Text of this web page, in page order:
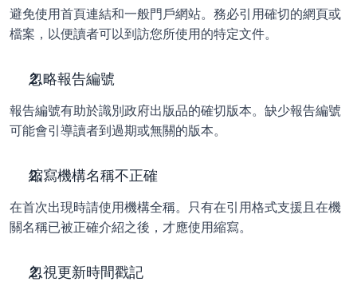
避免使用首頁連結和一般門戶網站。務必引用確切的網頁或
檔案，以便讀者可以到訪您所使用的特定文件。
忽略報告編號
報告編號有助於識別政府出版品的確切版本。缺少報告編號
可能會引導讀者到過期或無關的版本。
縮寫機構名稱不正確
在首次出現時請使用機構全稱。只有在引用格式支援且在機
關名稱已被正確介紹之後，才應使用縮寫。
忽視更新時間戳記